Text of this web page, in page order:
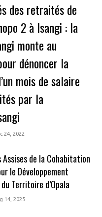
des retraités de
2 à Isangi : la
monte au
dénoncer la
mois de salaire
par la
24, 2022
Assises de la Cohabitation
le Développement
Territoire d’Opala
14, 2025